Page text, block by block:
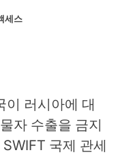
세스
이 러시아에 대
자 수출을 금지
국제 관세